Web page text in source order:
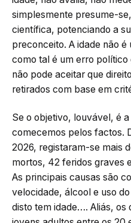
simplesmente presume-
científica, potenciando a
preconceito. A idade não
como tal é um erro político
não pode aceitar que
retirados com base em
Se o objetivo, louvável, é
comecemos pelos factos.
2026, registaram-se mais
mortos, 42 feridos graves
As principais causas são
velocidade, álcool e uso
disto tem idade…. Aliás, os